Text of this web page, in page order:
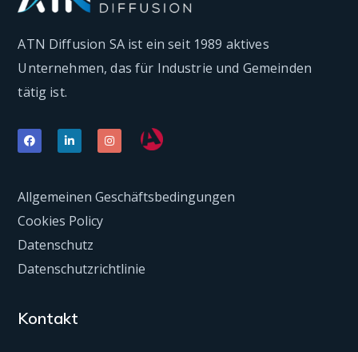
ATN Diffusion SA ist ein seit 1989 aktives
Unternehmen, das für Industrie und Gemeinden
tätig ist.
Allgemeinen Geschäftsbedingungen
Cookies Policy
Datenschutz
Datenschutzrichtlinie
Kontakt